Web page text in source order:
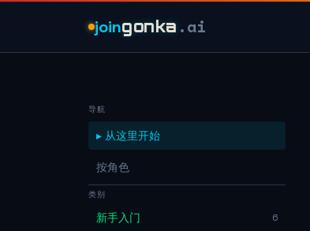
joingonka .ai
导航
▸ 从这里开始
按角色
类别
新手入门 6